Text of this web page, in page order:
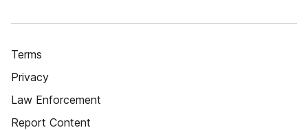
Terms
Privacy
Law Enforcement
Report Content